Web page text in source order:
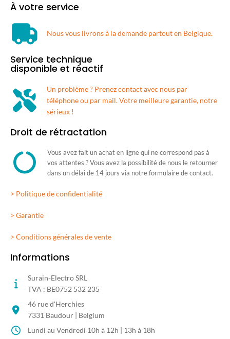
À votre service
Nous vous livrons à la demande partout en Belgique.​
Service technique
disponible et réactif
Un problème ? Prenez contact avec nous par
téléphone ou par mail. Votre meilleure garantie, notre
sérieux !
Droit de rétractation
Vous avez fait un achat en ligne qui ne correspond pas à
vos attentes ? Vous avez la possibilité de nous le retourner
dans un délai de 14 jours via notre formulaire de contact.
> Politique de confidentialité
> Garantie
> Conditions générales de vente
Informations
Surain-Electro SRL
TVA : BE0752 532 235
46 rue d'Herchies
7331 Baudour | Belgium
Lundi au Vendredi 10h à 12h | 13h à 18h